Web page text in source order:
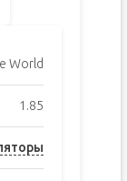
World
1.85